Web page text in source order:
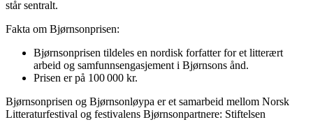
står sentralt.
Fakta om Bjørnsonprisen:
Bjørnsonprisen tildeles en nordisk forfatter for et litterært
arbeid og samfunnsengasjement i Bjørnsons ånd.
Prisen er på 100 000 kr.
Bjørnsonprisen og Bjørnsonløypa er et samarbeid mellom Norsk
Litteraturfestival og festivalens Bjørnsonpartnere: Stiftelsen